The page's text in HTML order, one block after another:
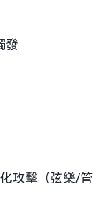
發
攻擊（弦樂/管